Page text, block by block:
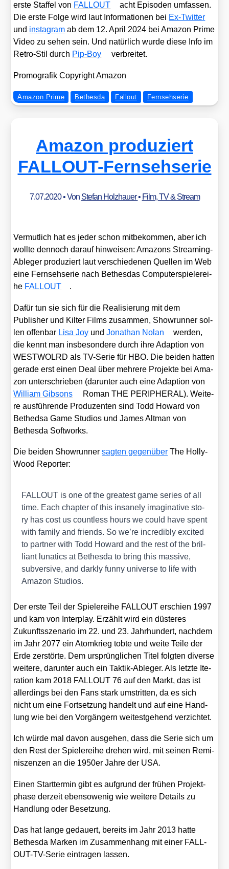
ers­te Staf­fel von FALLOUT
acht Epi­so­den umfas­sen.
Die ers­te Fol­ge wird laut Infor­ma­tio­nen bei Ex-Twit­ter
und insta­gram ab dem 12. April 2024 bei Ama­zon Prime
Video zu sehen sein. Und natür­lich wur­de die­se Info im
Retro-Stil durch Pip-Boy ver­brei­tet.
Pro­mo­gra­fik Copy­right Ama­zon
Amazon Prime Bethesda Fallout Fernsehserie
Amazon produziert
FALLOUT-Fernsehserie
7.07.2020• Von Stefan Holzhauer• Film, TV & Stream
Ver­mut­lich hat es jeder schon mit­be­kom­men, aber ich
woll­te den­noch dar­auf hin­wei­sen: Ama­zons Strea­ming-
Able­ger pro­du­ziert laut ver­schie­de­nen Quel­len im Web
eine Fern­seh­se­rie nach Bethes­das Com­pu­ter­spie­le­rei­
he FALLOUT .
Dafür tun sie sich für die Rea­li­sie­rung mit dem
Publisher und Kil­ter Films zusam­men, Show­run­ner sol­
len offen­bar Lisa Joy undJona­than Nolan
wer­den,
die kennt man ins­be­son­de­re durch ihre Adap­ti­on von
WESTWOLRD als TV-Serie für HBO. Die bei­den hat­ten
gera­de erst einen Deal über meh­re­re Pro­jek­te bei Ama­
zon unter­schrie­ben (dar­un­ter auch eine Adap­ti­on von
Wil­liam Gib­sons
Roman THE PERIPHERAL). Wei­te­
re aus­füh­ren­de Pro­du­zen­ten sind Todd Howard von
Bethed­sa Game Stu­di­os und James Alt­man von
Bethes­da Soft­works.
Die bei­den Show­run­nersag­ten gegen­über The Hol­ly­
Wood Repor­ter:
FALLOUT is one of the grea­test game series of all
time. Each chap­ter of this ins­a­nely ima­gi­na­ti­ve sto­
ry has cost us count­less hours we could have spent
with fami­ly and fri­ends. So we’re incre­di­bly exci­ted
to part­ner with Todd Howard and the rest of the bril­
li­ant luna­tics at Bethes­da to bring this mas­si­ve,
sub­ver­si­ve, and dark­ly fun­ny uni­ver­se to life with
Ama­zon Stu­di­os.
Der ers­te Teil der Spie­le­rei­he FALLOUT erschien 1997
und kam von Inter­play. Erzählt wird ein düs­te­res
Zukunfts­sze­na­rio im 22. und 23. Jahr­hun­dert, nach­dem
im Jahr 2077 ein Atom­krieg tob­te und wei­te Tei­le der
Erde zer­stör­te. Dem ursprüng­li­chen Titel folg­ten diver­se
wei­te­re, dar­un­ter auch ein Tak­tik-Able­ger. Als letz­te Ite­
ra­ti­on kam 2018 FALLOUT 76 auf den Markt, das ist
aller­dings bei den Fans stark umstrit­ten, da es sich
nicht um eine Fort­set­zung han­delt und auf eine Hand­
lung wie bei den Vor­gän­gern wei­test­ge­hend ver­zich­tet.
Ich wür­de mal davon aus­ge­hen, dass die Serie sich um
den Rest der Spie­le­rei­he dre­hen wird, mit sei­nen Remi­
nis­zen­zen an die 1950er Jah­re der USA.
Einen Start­ter­min gibt es auf­grund der frü­hen Pro­jekt­
pha­se der­zeit eben­so­we­nig wie wei­te­re Details zu
Hand­lung oder Beset­zung.
Das hat lan­ge gedau­ert, bereits im Jahr 2013 hat­te
Bethes­da Mar­ken im Zusam­men­hang mit einer FALL­
OUT-TV-Serie ein­tra­gen las­sen.